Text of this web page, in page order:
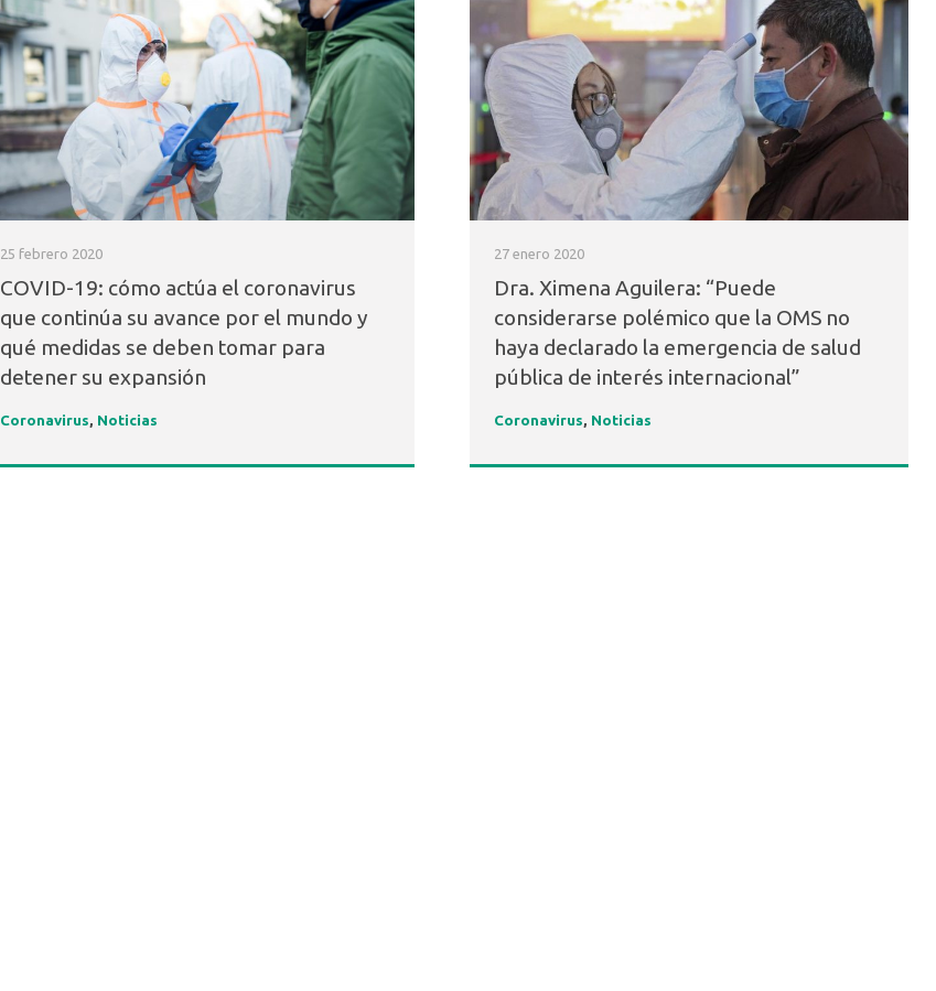
Fonoaudiología
25 febrero 2020
COVID-19: cómo actúa el coronavirus
que continúa su avance por el mundo y
qué medidas se deben tomar para
detener su expansión
Coronavirus, Noticias
27 enero 2020
Dra. Ximena Aguilera: “Puede
considerarse polémico que la OMS no
haya declarado la emergencia de salud
pública de interés internacional”
Coronavirus, Noticias